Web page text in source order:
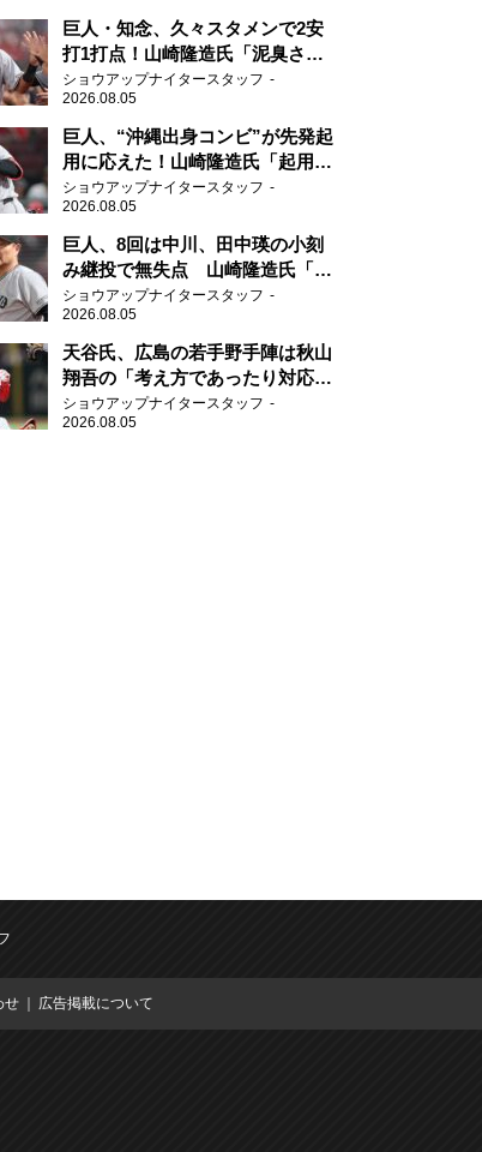
巨人・知念、久々スタメンで2安
打1打点！山崎隆造氏「泥臭さを
感じる」、「ジャイアンツには少
ないタイプ」
ショウアップナイタースタッフ
2026.08.05
巨人、“沖縄出身コンビ”が先発起
用に応えた！山崎隆造氏「起用が
当たった」
ショウアップナイタースタッフ
2026.08.05
巨人、8回は中川、田中瑛の小刻
み継投で無失点 山崎隆造氏「確
実に勝ちにいくところ」
ショウアップナイタースタッフ
2026.08.05
天谷氏、広島の若手野手陣は秋山
翔吾の「考え方であったり対応力
を勉強して」
ショウアップナイタースタッフ
2026.08.05
せ 広告掲載について